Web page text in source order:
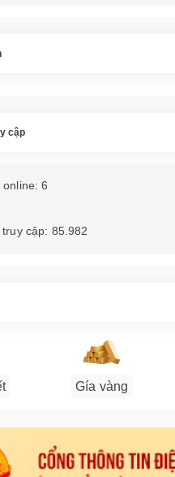
cập
6
cập: 85.982
Gía vàng